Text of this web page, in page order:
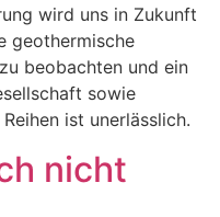
wird uns in Zukunft
geothermische
beobachten und ein
sowie
ist unerlässlich.
nicht